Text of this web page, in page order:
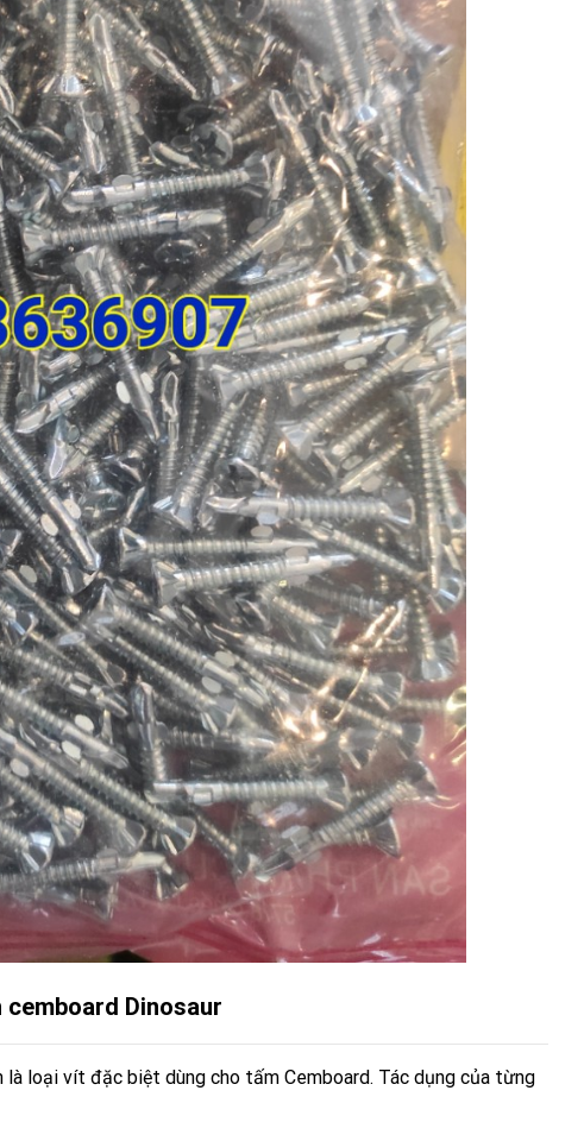
cemboard Dinosaur
là loại vít đặc biệt dùng cho tấm Cemboard. Tác dụng của từng